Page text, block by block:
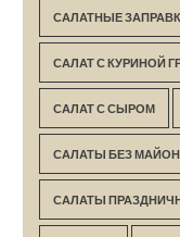
САЛАТНЫЕ
САЛАТ С КУРИНОЙ
САЛАТ С СЫРОМ
САЛАТЫ БЕЗ
САЛАТЫ